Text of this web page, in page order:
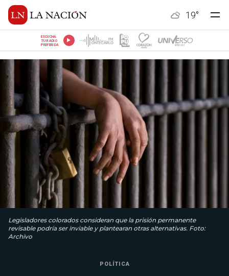
19°
ESCUCHÁ
TU RADIO
PREFERIDA
Legisladores colorados consideran que la prisión permanente
revisable podría ser inviable y plantearan otras alternativas. Foto:
Archivo
POLÍTICA